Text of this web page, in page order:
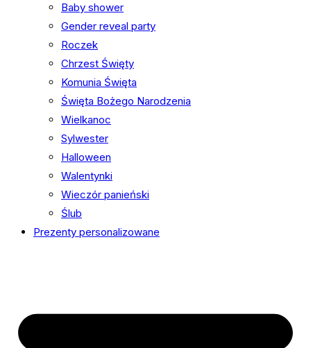
Baby shower
Gender reveal party
Roczek
Chrzest Święty
Komunia Święta
Święta Bożego Narodzenia
Wielkanoc
Sylwester
Halloween
Walentynki
Wieczór panieński
Ślub
Prezenty personalizowane